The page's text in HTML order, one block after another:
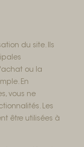
du site. Ils
ou la
En
vous ne
Les
être utilisées à